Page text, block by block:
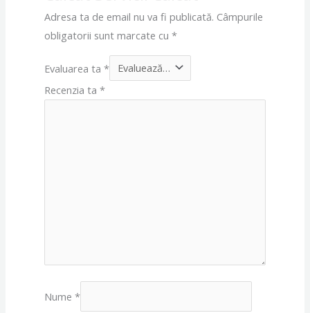
Adresa ta de email nu va fi publicată. Câmpurile
obligatorii sunt marcate cu *
Evaluarea ta *
Recenzia ta *
Nume *